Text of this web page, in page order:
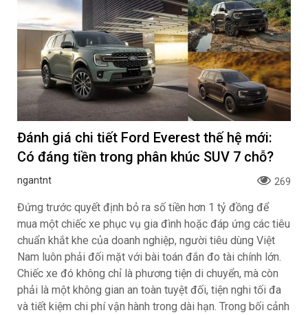
Đánh giá chi tiết Ford Everest thế hệ mới:
Có đáng tiền trong phân khúc SUV 7 chỗ?
ngantnt 269
Đứng trước quyết định bỏ ra số tiền hơn 1 tỷ đồng để
mua một chiếc xe phục vụ gia đình hoặc đáp ứng các tiêu
chuẩn khắt khe của doanh nghiệp, người tiêu dùng Việt
Nam luôn phải đối mặt với bài toán đắn đo tài chính lớn.
Chiếc xe đó không chỉ là phương tiện di chuyển, mà còn
phải là một không gian an toàn tuyệt đối, tiện nghi tối đa
và tiết kiệm chi phí vận hành trong dài hạn. Trong bối cảnh